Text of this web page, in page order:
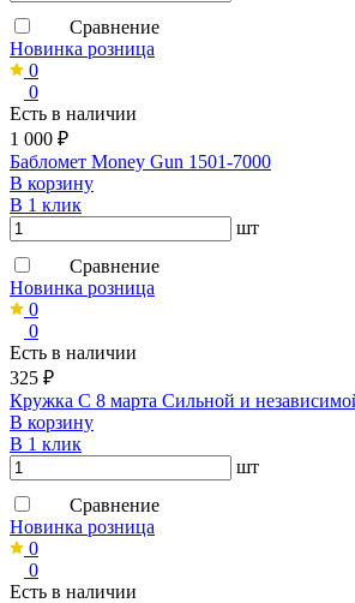
Сравнение
Новинка розница
0
0
Есть в наличии
1 000 ₽
Бабломет Money Gun 1501-7000
В корзину
В 1 клик
шт
Сравнение
Новинка розница
0
0
Есть в наличии
325 ₽
Кружка С 8 марта Сильной и
В корзину
В 1 клик
шт
Сравнение
Новинка розница
0
0
Есть в наличии